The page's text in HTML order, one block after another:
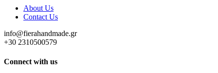
About Us
Contact Us
info@fierahandmade.gr
+30 2310500579
Connect with us